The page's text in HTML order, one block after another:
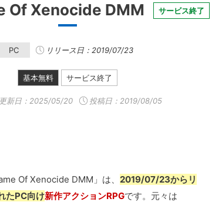
Of Xenocide DMM サービス終了
PC リリース日：2019/07/23
基本無料 サービス終了
新日： 2025/05/20 投稿日：2019/08/05
Of Xenocide DMM」は、2019/07/23からリ
たPC向け新作アクションRPGです。元々は